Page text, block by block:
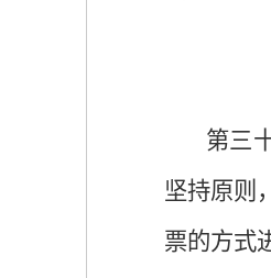
第三
坚持原则
票的方式